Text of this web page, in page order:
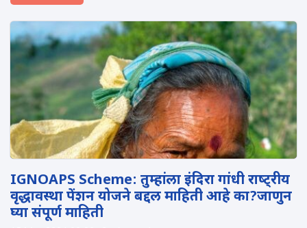
IGNOAPS Scheme: तुम्हांला इंदिरा गांधी राष्‍ट्रीय
वृद्धावस्‍था पेंशन योजने बद्दल माहिती आहे का?जाणुन
घ्या संपूर्ण माहिती